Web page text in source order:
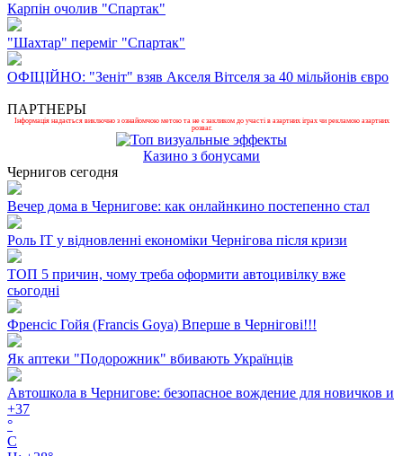
Карпін очолив "Спартак"
"Шахтар" переміг "Спартак"
ОФІЦІЙНО: "Зеніт" взяв Акселя Вітселя за 40 мільйонів євро
ПАРТНЕРЫ
Інформація надається виключно з ознайомчою метою та не є закликом до участі в азартних іграх чи рекламою азартних
розваг.
Казино з бонусами
Чернигов сегодня
Вечер дома в Чернигове: как онлайнкино постепенно стал
Роль ІТ у відновленні економіки Чернігова після кризи
ТОП 5 причин, чому треба оформити автоцивілку вже
сьогодні
Френсіс Гойя (Francis Goya) Вперше в Чернігові!!!
Як аптеки "Подорожник" вбивають Українців
Автошкола в Чернигове: безопасное вождение для новичков и
+37
°
C